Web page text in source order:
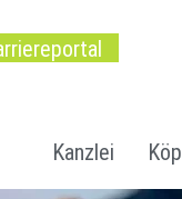
Kanzlei